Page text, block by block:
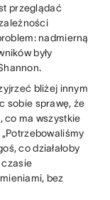
przeglądać
nadmierną
były
bliżej innym
sobie sprawę, że
co ma wszystkie
co działałoby
czasie
bez